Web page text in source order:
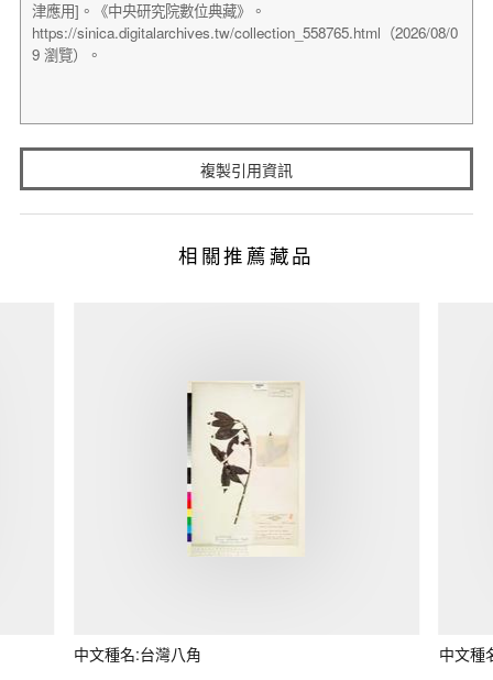
複製引用資訊
相關推薦藏品
中文種名:台灣八角 中文種